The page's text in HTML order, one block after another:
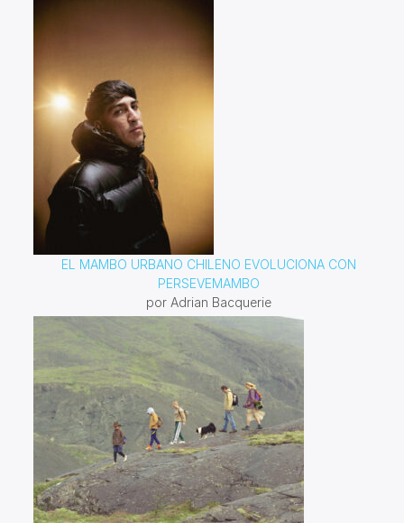
EL MAMBO URBANO CHILENO EVOLUCIONA CON
PERSEVEMAMBO
por Adrian Bacquerie